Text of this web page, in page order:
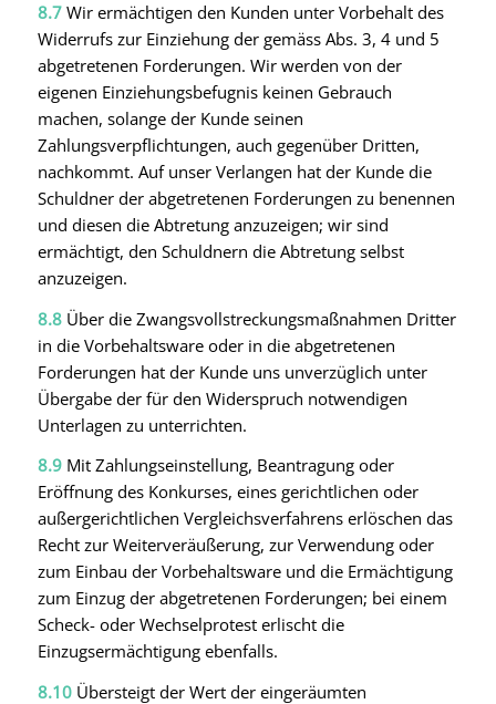
8.7Wir ermächtigen den Kunden unter Vorbehalt des
Widerrufs zur Einziehung der gemäss Abs. 3, 4 und 5
abgetretenen Forderungen. Wir werden von der
eigenen Einziehungsbefugnis keinen Gebrauch
machen, solange der Kunde seinen
Zahlungsverpflichtungen, auch gegenüber Dritten,
nachkommt. Auf unser Verlangen hat der Kunde die
Schuldner der abgetretenen Forderungen zu benennen
und diesen die Abtretung anzuzeigen; wir sind
ermächtigt, den Schuldnern die Abtretung selbst
anzuzeigen.
8.8Über die Zwangsvollstreckungsmaßnahmen Dritter
in die Vorbehaltsware oder in die abgetretenen
Forderungen hat der Kunde uns unverzüglich unter
Übergabe der für den Widerspruch notwendigen
Unterlagen zu unterrichten.
8.9Mit Zahlungseinstellung, Beantragung oder
Eröffnung des Konkurses, eines gerichtlichen oder
außergerichtlichen Vergleichsverfahrens erlöschen das
Recht zur Weiterveräußerung, zur Verwendung oder
zum Einbau der Vorbehaltsware und die Ermächtigung
zum Einzug der abgetretenen Forderungen; bei einem
Scheck- oder Wechselprotest erlischt die
Einzugsermächtigung ebenfalls.
8.10Übersteigt der Wert der eingeräumten